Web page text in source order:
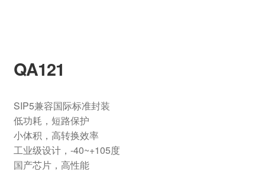
QA121
SIP5兼容国际标准封装
低功耗，短路保护
小体积，高转换效率
工业级设计，-40~+105度
国产芯片，高性能